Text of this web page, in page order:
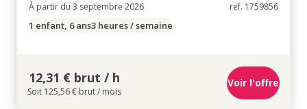
À partir du 3 septembre 2026
ref. 1759856
1 enfant, 6 ans3 heures / semaine
12,31 € brut / h
Soit 125,56 € brut / mois
Voir l'offre